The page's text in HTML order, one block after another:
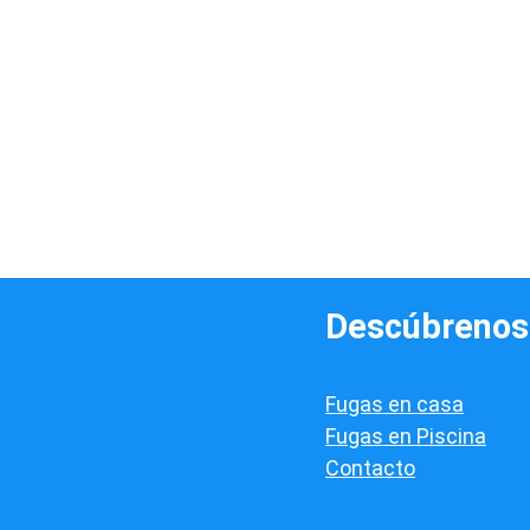
Descúbrenos
Fugas en casa
Fugas en Piscina
Contacto